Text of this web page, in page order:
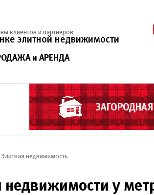
элитной недвижимости
клиентов и партнеров
и АРЕНДА
Элитная недвижимость
недвижимости у